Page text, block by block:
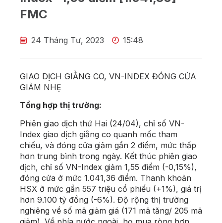
FMC
24 Tháng Tư, 2023 15:48
GIAO DỊCH GIẰNG CO, VN-INDEX ĐÓNG CỬA
GIẢM NHẸ
Tổng hợp thị trường:
Phiên giao dịch thứ Hai (24/04), chỉ số VN-
Index giao dịch giằng co quanh mốc tham
chiếu, và đóng cửa giảm gần 2 điểm, mức thấp
hơn trung bình trong ngày. Kết thúc phiên giao
dịch, chỉ số VN-Index giảm 1,55 điểm (-0,15%),
đóng cửa ở mức 1.041,36 điểm. Thanh khoản
HSX ở mức gần 557 triệu cổ phiếu (+1%), giá trị
hơn 9.100 tỷ đồng (-6%). Độ rộng thị trường
nghiêng về số mã giảm giá (171 mã tăng/ 205 mã